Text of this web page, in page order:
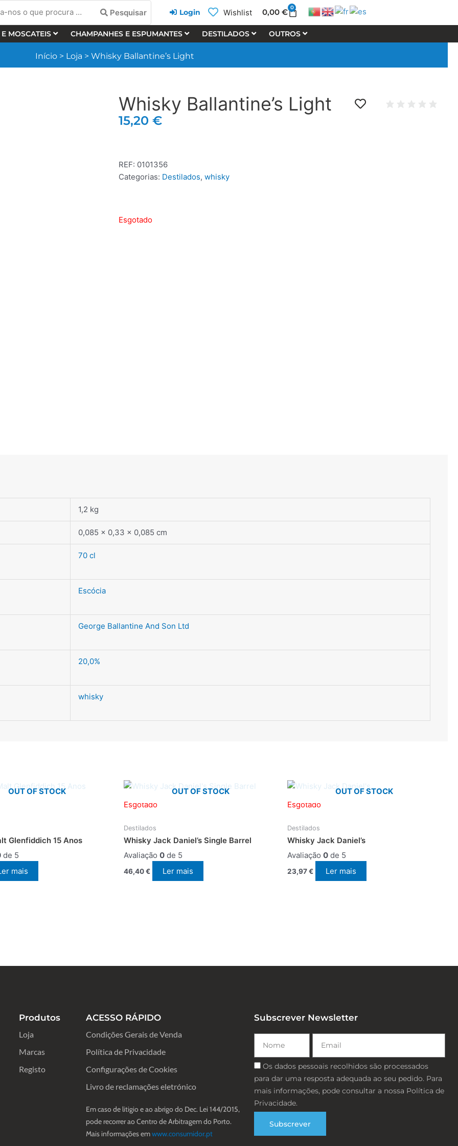
Pesquisar Login Wishlist 0,00€ 0
Cart
MOSCATEIS CHAMPANHES E ESPUMANTES DESTILADOS OUTROS
Início> Loja > Whisky Ballantine’s Light
Whisky Ballantine’s Light
15,20 €
REF: 0101356
Categorias: Destilados, whisky
Esgotado
1,2 kg
0,085 × 0,33 × 0,085 cm
70 cl
Escócia
George Ballantine And Son Ltd
20,0%
whisky
OUT OF STOCK
Glenfiddich 15 Anos
de 5
mais
OUT OF STOCK
Esgotado
Destilados
Whisky Jack Daniel’s Single Barrel
Avaliação 0 de 5
46,40€ Ler mais
OUT OF STOCK
Esgotado
Destilados
Whisky Jack Daniel’s
Avaliação 0 de 5
23,97€ Ler mais
Produtos
Loja
Marcas
Registo
ACESSO RÁPIDO
Condições Gerais de Venda
Política de Privacidade
Configurações de Cookies
Livro de reclamações eletrónico
Em caso de litigio e ao abrigo do Dec. Lei 144/2015,
pode recorrer ao Centro de Arbitragem do Porto.
Mais informações emwww.consumidor.pt
Subscrever Newsletter
Consentimento
Os dados pessoais recolhidos são processados ​​
para dar uma resposta adequada ao seu pedido. Para
mais informações, pode consultar a nossa Política de
Privacidade.
Subscrever